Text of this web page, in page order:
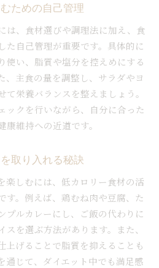
ための自己管理
は、食材選びや調理法に加え、食
た自己管理が重要です。具体的に
使い、脂質や塩分を控えめにする
、主食の量を調整し、サラダやヨ
て栄養バランスを整えましょう。
ックを行いながら、自分に合った
維持への近道です。
取り入れる秘訣
楽しむには、低カロリー食材の活
す。例えば、鶏むね肉や豆腐、た
プルカレーにし、ご飯の代わりに
を選ぶ方法があります。また、
上げることで脂質を抑えることも
通じて、ダイエット中でも満足感